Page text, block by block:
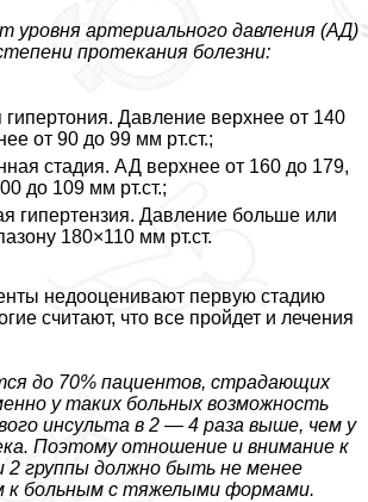
уровня артериального давления (АД)
протекания болезни:
гипертония. Давление верхнее от 140
от 90 до 99 мм рт.ст.;
стадия. АД верхнее от 160 до 179,
до 109 мм рт.ст.;
гипертензия. Давление больше или
180×110 мм рт.ст.
недооценивают первую стадию
считают, что все пройдет и лечения
до 70% пациентов, страдающих
у таких больных возможность
инсульта в 2 — 4 раза выше, чем у
Поэтому отношение и внимание к
2 группы должно быть не менее
к больным с тяжелыми формами.